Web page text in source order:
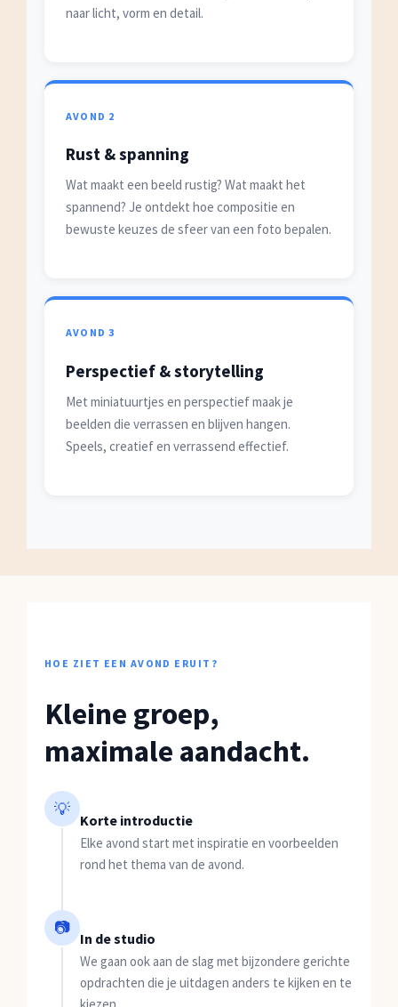
naar licht, vorm en detail.
AVOND 2
Rust & spanning
Wat maakt een beeld rustig? Wat maakt het
spannend? Je ontdekt hoe compositie en
bewuste keuzes de sfeer van een foto bepalen.
AVOND 3
Perspectief & storytelling
Met miniatuurtjes en perspectief maak je
beelden die verrassen en blijven hangen.
Speels, creatief en verrassend effectief.
HOE ZIET EEN AVOND ERUIT?
Kleine groep,
maximale aandacht.
💡
Korte introductie
Elke avond start met inspiratie en voorbeelden
rond het thema van de avond.
📷
In de studio
We gaan ook aan de slag met bijzondere gerichte
opdrachten die je uitdagen anders te kijken en te